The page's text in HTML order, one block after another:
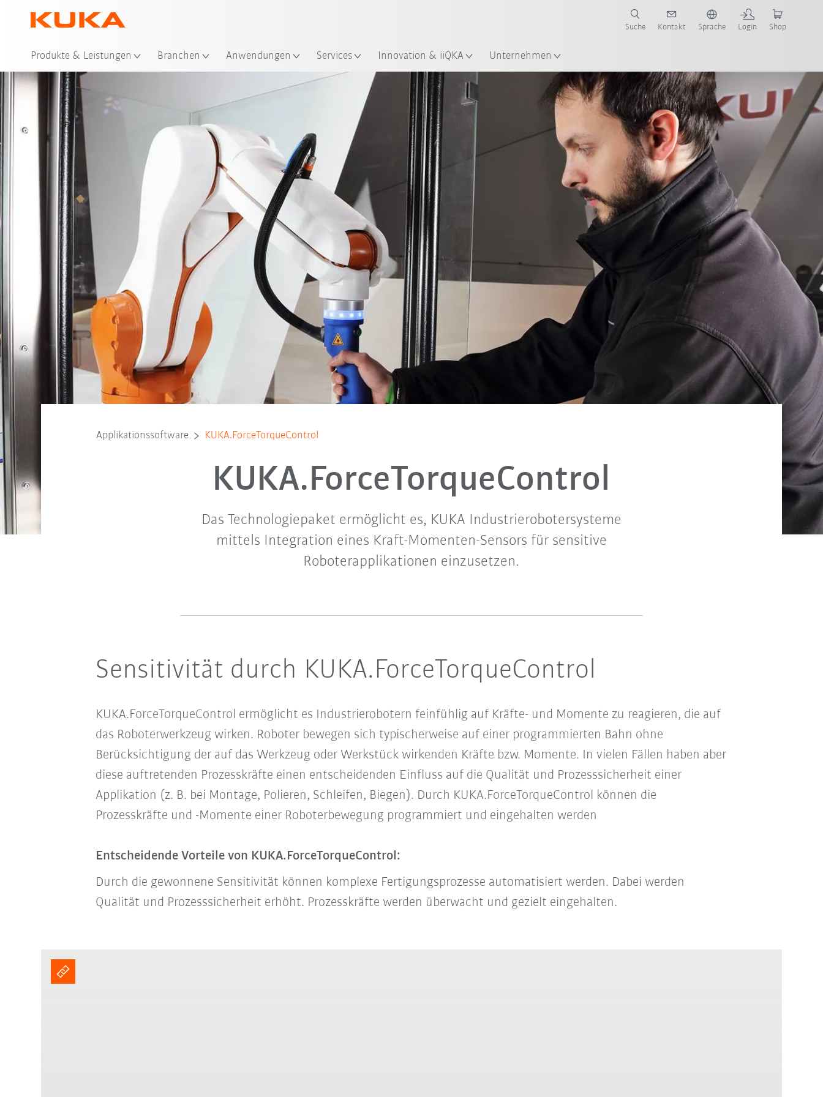
Produkte & Leistungen Branchen Anwendungen Services Innovation & iiQKA Unternehmen
Suche Kontakt Sprache Login Shop
Applikationssoftware KUKA.ForceTorqueControl
KUKA.ForceTorqueControl
Das Technologiepaket ermöglicht es, KUKA Industrierobotersysteme
mittels Integration eines Kraft-Momenten-Sensors für sensitive
Roboterapplikationen einzusetzen.
Sensitivität durch KUKA.ForceTorqueControl
KUKA.ForceTorqueControl ermöglicht es Industrierobotern feinfühlig auf Kräfte- und Momente zu reagieren, die auf
das Roboterwerkzeug wirken. Roboter bewegen sich typischerweise auf einer programmierten Bahn ohne
Berücksichtigung der auf das Werkzeug oder Werkstück wirkenden Kräfte bzw. Momente. In vielen Fällen haben aber
diese auftretenden Prozesskräfte einen entscheidenden Einfluss auf die Qualität und Prozesssicherheit einer
Applikation (z. B. bei Montage, Polieren, Schleifen, Biegen). Durch KUKA.ForceTorqueControl können die
Prozesskräfte und -Momente einer Roboterbewegung programmiert und eingehalten werden
Entscheidende Vorteile von KUKA.ForceTorqueControl:
Durch die gewonnene Sensitivität können komplexe Fertigungsprozesse automatisiert werden. Dabei werden
Qualität und Prozesssicherheit erhöht. Prozesskräfte werden überwacht und gezielt eingehalten.